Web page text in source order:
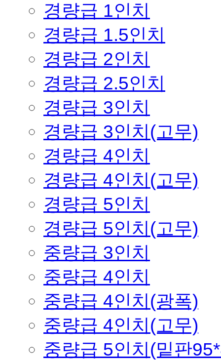
경량급 1인치
경량급 1.5인치
경량급 2인치
경량급 2.5인치
경량급 3인치
경량급 3인치(고무)
경량급 4인치
경량급 4인치(고무)
경량급 5인치
경량급 5인치(고무)
중량급 3인치
중량급 4인치
중량급 4인치(광폭)
중량급 4인치(고무)
중량급 5인치(밑판